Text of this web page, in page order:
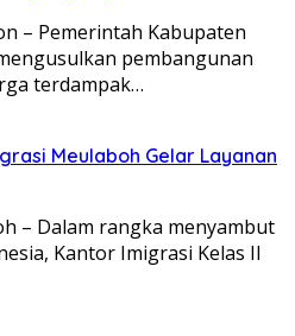
– Pemerintah Kabupaten
pembangunan
terdampak…
Meulaboh Gelar Layanan
– Dalam rangka menyambut
Kantor Imigrasi Kelas II